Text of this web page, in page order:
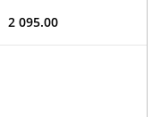
2 095.00